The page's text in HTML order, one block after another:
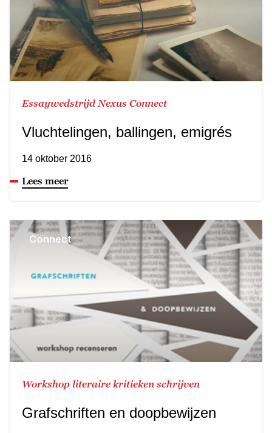
Essaywedstrijd Nexus Connect
Vluchtelingen, ballingen, emigrés
14 oktober 2016
Lees meer
Connect
Workshop literaire kritieken schrijven
Grafschriften en doopbewijzen